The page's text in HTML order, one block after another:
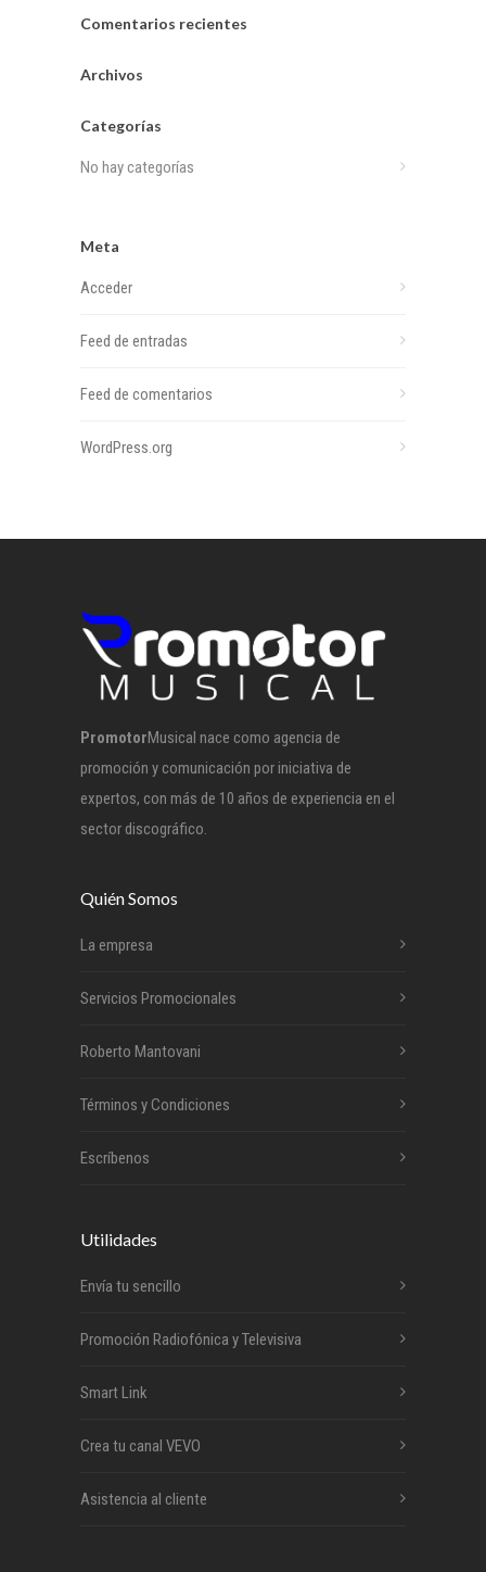
Comentarios recientes
Archivos
Categorías
No hay categorías
Meta
Acceder
Feed de entradas
Feed de comentarios
WordPress.org
PromotorMusical nace como agencia de
promoción y comunicación por iniciativa de
expertos, con más de 10 años de experiencia en el
sector discográfico.
Quién Somos
La empresa
Servicios Promocionales
Roberto Mantovani
Términos y Condiciones
Escríbenos
Utilidades
Envía tu sencillo
Promoción Radiofónica y Televisiva
Smart Link
Crea tu canal VEVO
Asistencia al cliente